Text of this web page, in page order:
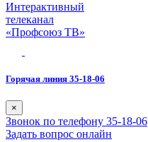
Интерактивный
телеканал
«Профсоюз ТВ»
Горячая линия 35-18-06
×
Звонок по телефону 35-18-06
Задать вопрос онлайн